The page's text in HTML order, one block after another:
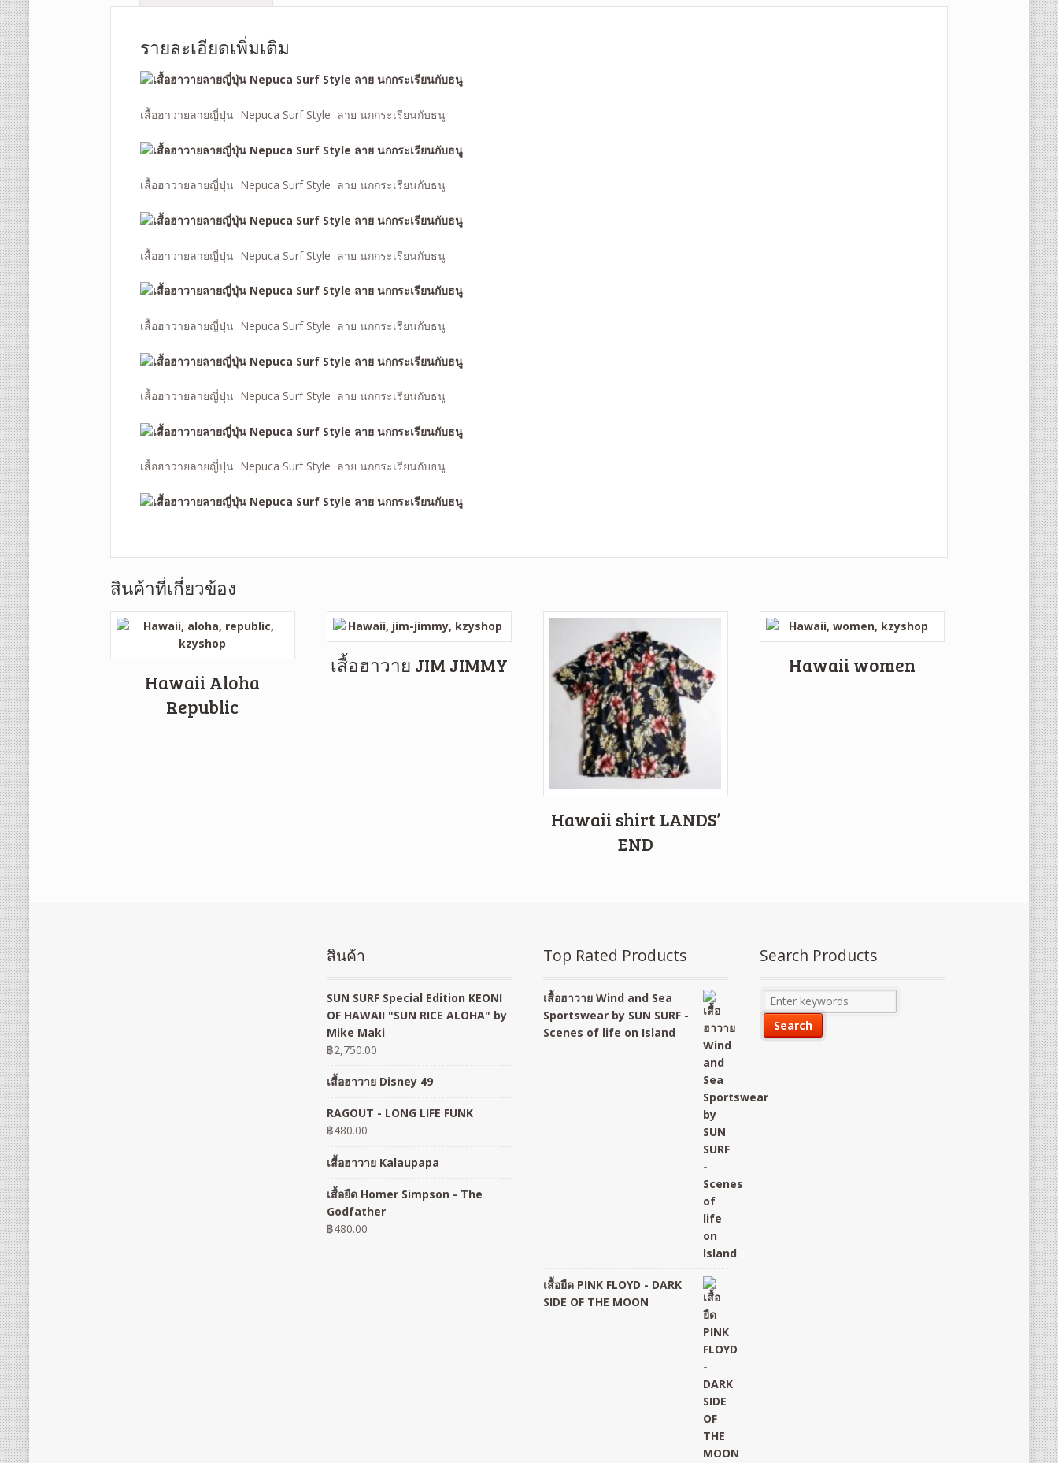
รายละเอียดเพิ่มเติม
เสื้อฮาวายลายญี่ปุ่น Nepuca Surf Style ลาย นกกระเรียนกับธนู
เสื้อฮาวายลายญี่ปุ่น Nepuca Surf Style ลาย นกกระเรียนกับธนู
เสื้อฮาวายลายญี่ปุ่น Nepuca Surf Style ลาย นกกระเรียนกับธนู
เสื้อฮาวายลายญี่ปุ่น Nepuca Surf Style ลาย นกกระเรียนกับธนู
เสื้อฮาวายลายญี่ปุ่น Nepuca Surf Style ลาย นกกระเรียนกับธนู
เสื้อฮาวายลายญี่ปุ่น Nepuca Surf Style ลาย นกกระเรียนกับธนู
สินค้าที่เกี่ยวข้อง
Hawaii Aloha
Republic
เสื้อฮาวาย JIM JIMMY
Hawaii shirt LANDS’
END
Hawaii women
สินค้า
SUN SURF Special Edition KEONI
OF HAWAII "SUN RICE ALOHA" by
Mike Maki
฿2,750.00
เสื้อฮาวาย Disney 49
RAGOUT - LONG LIFE FUNK
฿480.00
เสื้อฮาวาย Kalaupapa
เสื้อยืด Homer Simpson - The
Godfather
฿480.00
Top Rated Products
เสื้อฮาวาย Wind and Sea
Sportswear by SUN SURF -
Scenes of life on Island
เสื้อยืด PINK FLOYD - DARK
SIDE OF THE MOON
Search Products